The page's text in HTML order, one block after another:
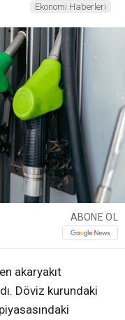
Ekonomi Haberleri
ABONE OL
akaryakıt
Döviz kurundaki